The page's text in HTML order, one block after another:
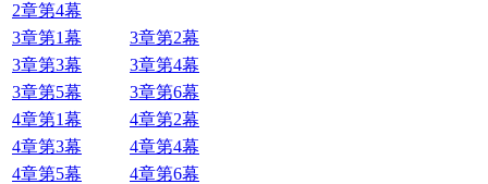
2章第4幕
3章第1幕
3章第2幕
3章第3幕
3章第4幕
3章第5幕
3章第6幕
4章第1幕
4章第2幕
4章第3幕
4章第4幕
4章第5幕
4章第6幕